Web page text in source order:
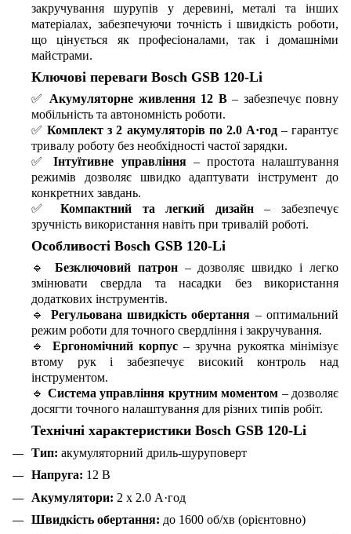
закручування шурупів у деревині, металі та інших
матеріалах, забезпечуючи точність і швидкість роботи,
що цінується як професіоналами, так і домашніми
майстрами.
Ключові переваги Bosch GSB 120-Li
✅ Акумуляторне живлення 12 В– забезпечує повну
мобільність та автономність роботи.
✅ Комплект з 2 акумуляторів по 2.0 А·год– гарантує
тривалу роботу без необхідності частої зарядки.
✅
Інтуїтивне управління– простота налаштування
режимів дозволяє швидко адаптувати інструмент до
конкретних завдань.
✅
Компактний та легкий дизайн– забезпечує
зручність використання навіть при тривалій роботі.
Особливості Bosch GSB 120-Li
🔹 Безключовий патрон– дозволяє швидко і легко
змінювати свердла та насадки без використання
додаткових інструментів.
🔹
Регульована швидкість обертання – оптимальний
режим роботи для точного свердління і закручування.
🔹
Ергономічний корпус– зручна рукоятка мінімізує
втому рук і забезпечує високий контроль над
інструментом.
🔹 Система управління крутним моментом – дозволяє
досягти точного налаштування для різних типів робіт.
Технічні характеристики Bosch GSB 120-Li
Тип: акумуляторний дриль-шуруповерт
Напруга: 12 В
Акумулятори: 2 x 2.0 А·год
Швидкість обертання: до 1600 об/хв (орієнтовно)